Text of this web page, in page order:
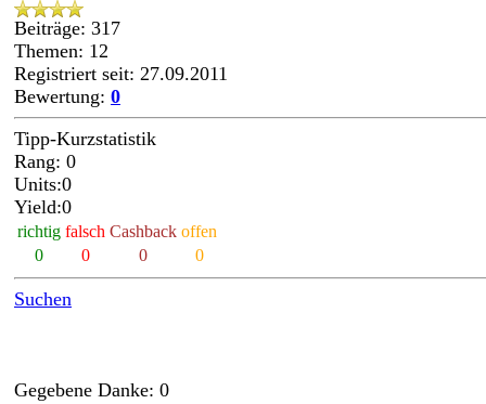
Beiträge: 317
Themen: 12
Registriert seit: 27.09.2011
Bewertung: 0
Tipp-Kurzstatistik
Rang: 0
Units:0
Yield:0
richtig falsch Cashback offen
0
0 0 0
Suchen
Gegebene Danke: 0